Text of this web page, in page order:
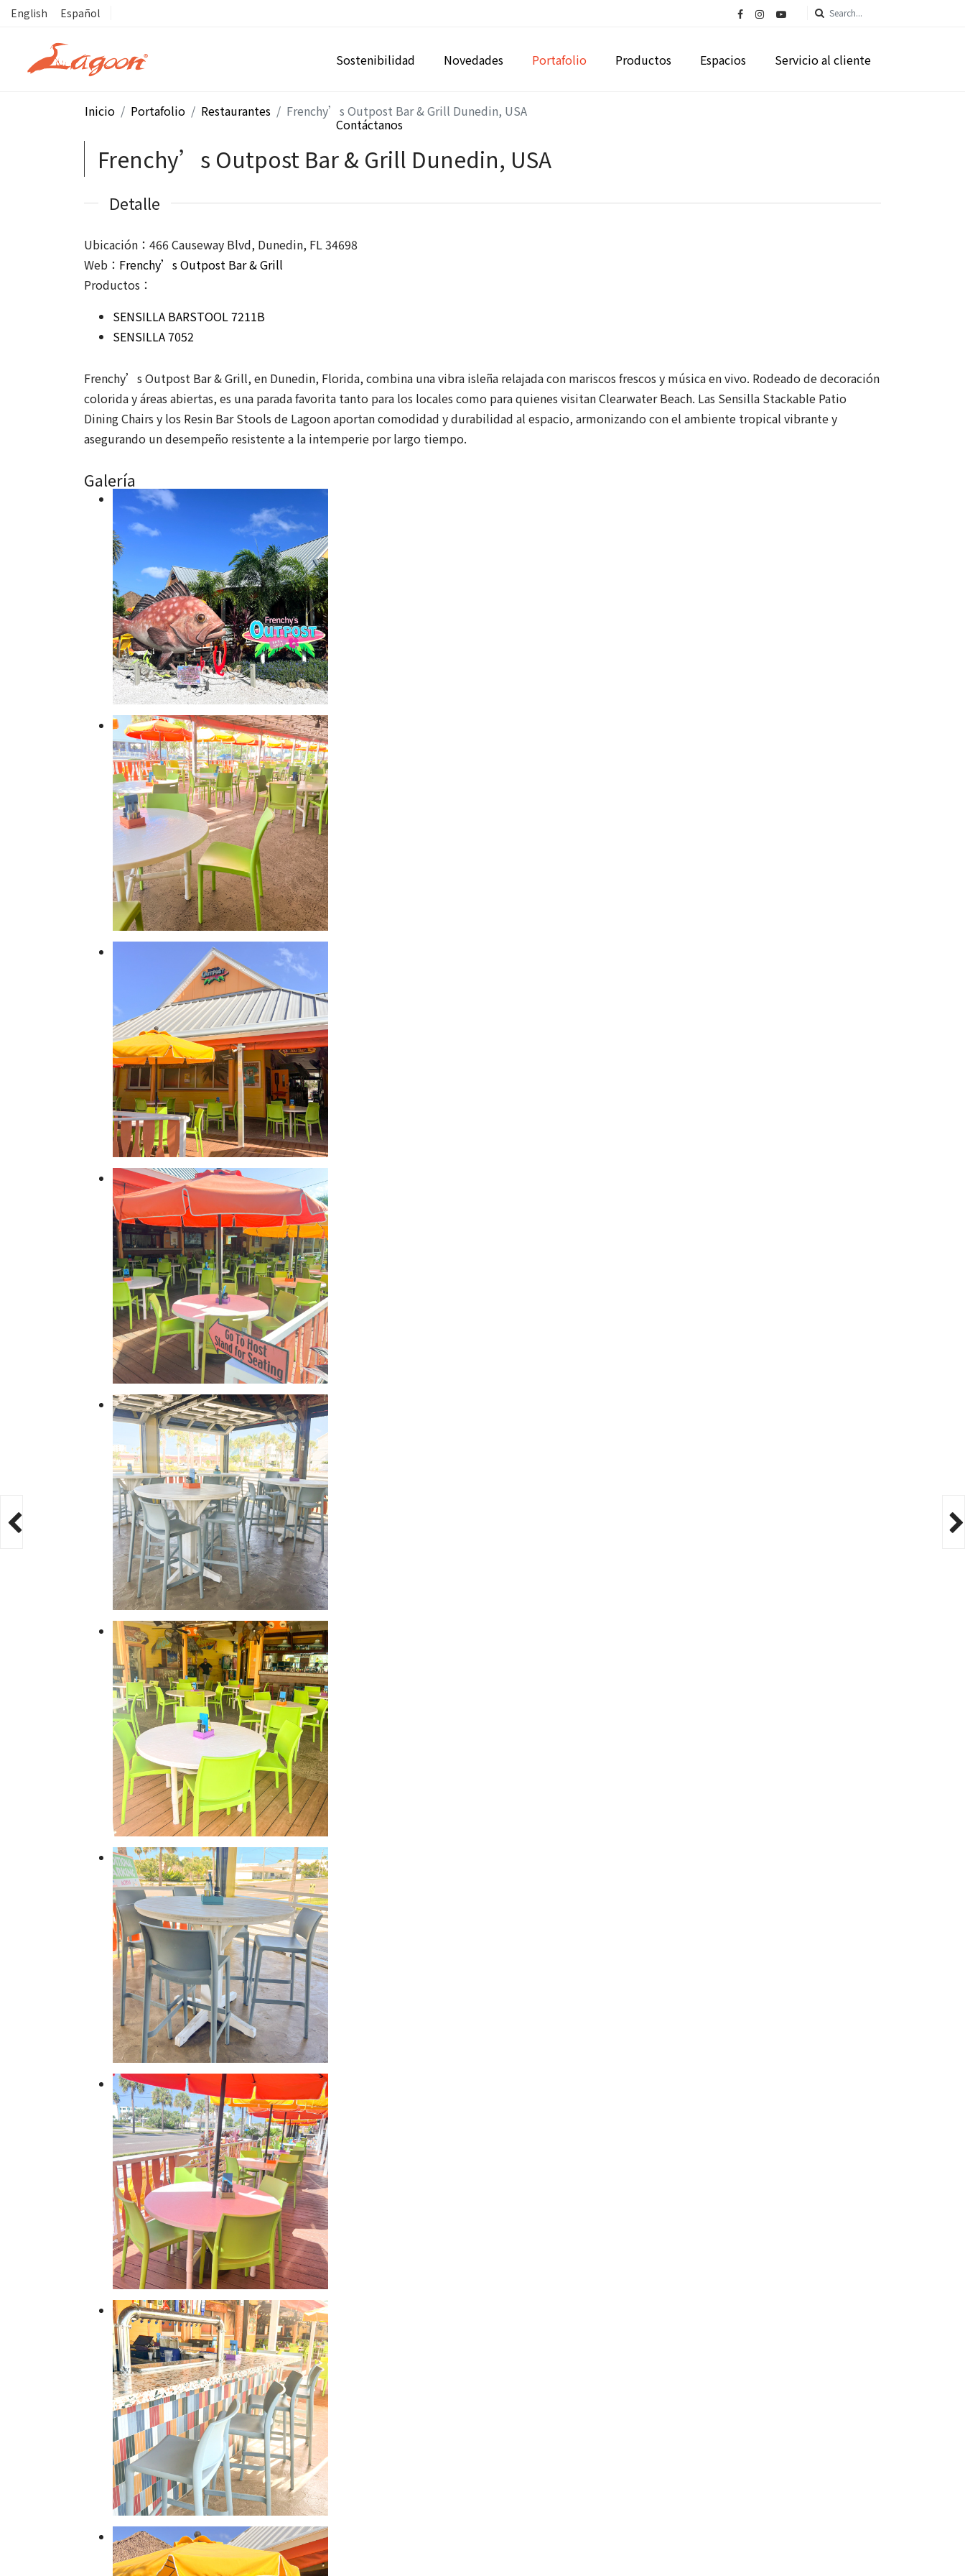
English Español
Sostenibilidad Novedades Portafolio Productos Espacios Servicio al cliente
Contáctanos
Inicio Portafolio Restaurantes Frenchy’s Outpost Bar & Grill Dunedin, USA
Frenchy’s Outpost Bar & Grill Dunedin, USA
Detalle
Ubicación：466 Causeway Blvd, Dunedin, FL 34698
Web： Frenchy’s Outpost Bar & Grill
Productos：
SENSILLA BARSTOOL 7211B
SENSILLA 7052
Frenchy’s Outpost Bar & Grill, en Dunedin, Florida, combina una vibra isleña relajada con mariscos frescos y música en vivo. Rodeado de decoración
colorida y áreas abiertas, es una parada favorita tanto para los locales como para quienes visitan Clearwater Beach. Las Sensilla Stackable Patio
Dining Chairs y los Resin Bar Stools de Lagoon aportan comodidad y durabilidad al espacio, armonizando con el ambiente tropical vibrante y
asegurando un desempeño resistente a la intemperie por largo tiempo.
Galería